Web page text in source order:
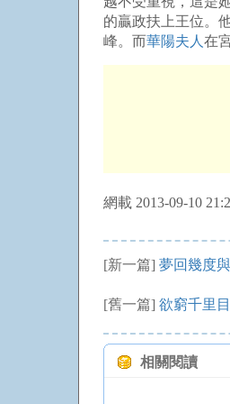
的贏政扶上王位。
峰。而華陽夫人 在
網載 2013-09-10
[新一篇] 夢回幾度
[舊一篇] 欲窮千里
相關閱讀